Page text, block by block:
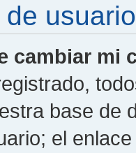
cambiar mi
base de
el